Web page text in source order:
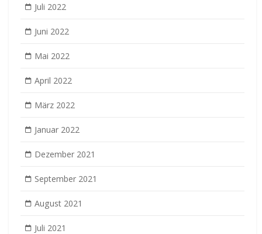
Juli 2022
Juni 2022
Mai 2022
April 2022
März 2022
Januar 2022
Dezember 2021
September 2021
August 2021
Juli 2021